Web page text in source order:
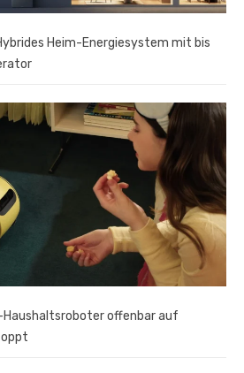
Heim-Energiesystem mit bis
Haushaltsroboter offenbar auf